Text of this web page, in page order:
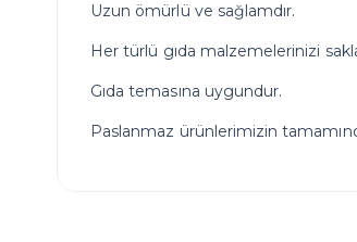
Uzun ömürlü ve sağlamdır.
Her türlü gıda malzemelerinizi
Gıda temasına uygundur.
Paslanmaz ürünlerimizin